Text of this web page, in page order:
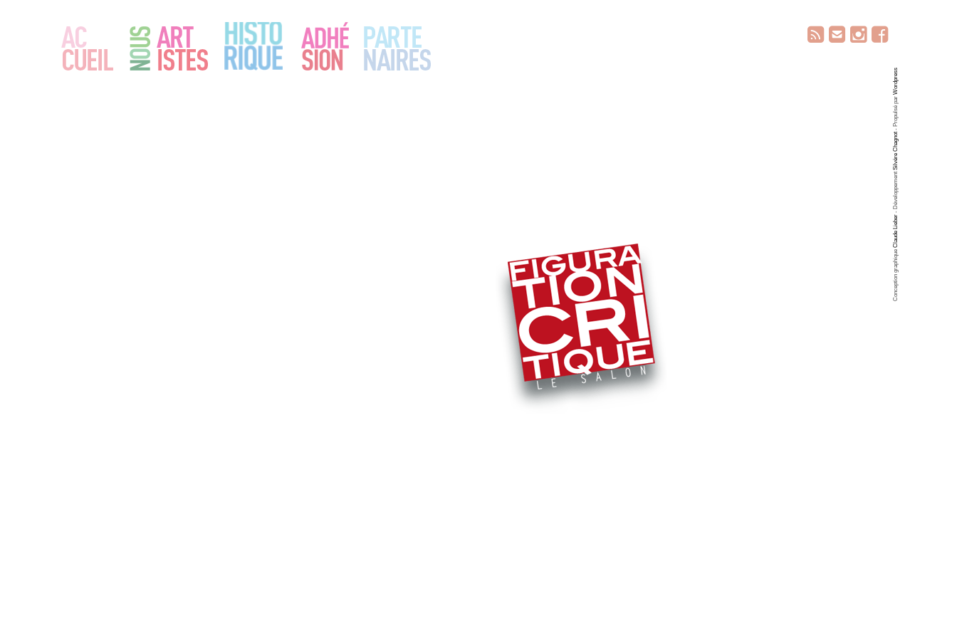
Conception graphique
Claude Lieber
- Développement
Silvère Chagnot
- Propulsé par
Wordpress